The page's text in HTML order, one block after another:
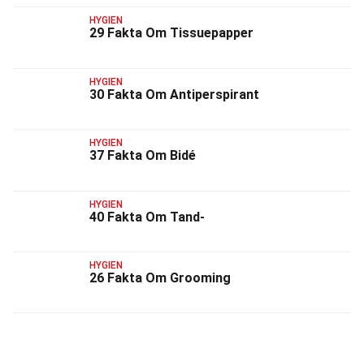
HYGIEN
29 Fakta Om Tissuepapper
HYGIEN
30 Fakta Om Antiperspirant
HYGIEN
37 Fakta Om Bidé
HYGIEN
40 Fakta Om Tand-
HYGIEN
26 Fakta Om Grooming